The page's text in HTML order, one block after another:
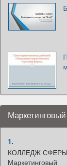
1.
КОЛЛЕДЖ
Маркетинговый